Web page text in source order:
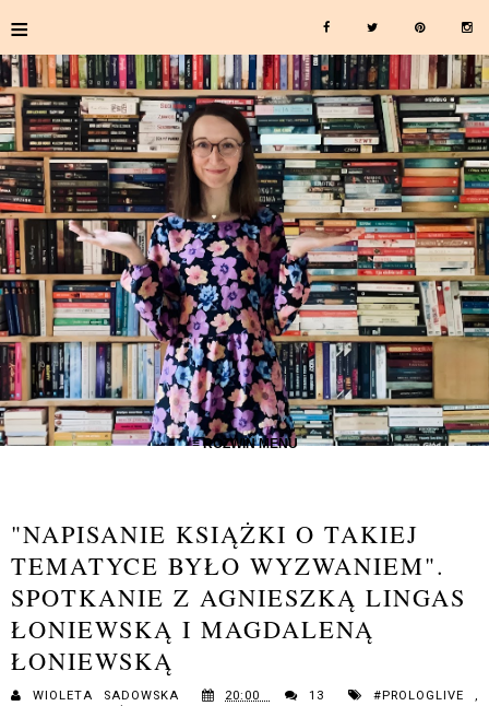
≡
≡ ROZWIŃ MENU
"NAPISANIE KSIĄŻKI O TAKIEJ
TEMATYCE BYŁO WYZWANIEM".
SPOTKANIE Z AGNIESZKĄ LINGAS
ŁONIEWSKĄ I MAGDALENĄ
ŁONIEWSKĄ
WIOLETA SADOWSKA 20:00 13 #PROLOGLIVE,